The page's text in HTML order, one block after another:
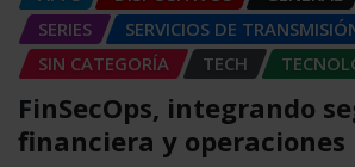
SERIES
SERVICIOS DE
SIN CATEGORÍA
TECH
FinSecOps, integrando
financiera y operaciones